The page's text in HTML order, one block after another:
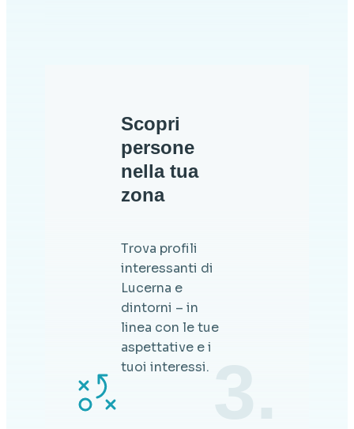
Scopri
persone
nella tua
zona
Trova profili
interessanti di
Lucerna e
dintorni – in
linea con le tue
aspettative e i
tuoi interessi.